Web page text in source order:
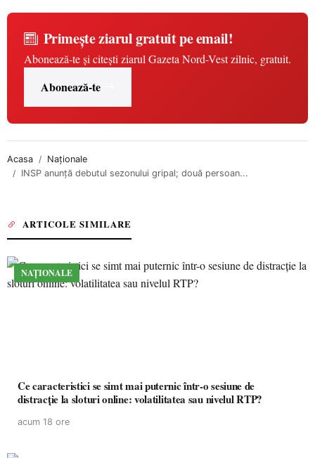
Primește ziarul gratuit pe email!
Abonează-te și citești ziarul Gazeta Nord-Vest zilnic, gratuit.
Abonează-te
Acasa
Naționale
INSP anunţă debutul sezonului gripal; două persoan...
ARTICOLE SIMILARE
NAȚIONALE
Ce caracteristici se simt mai puternic într-o sesiune de
distracție la sloturi online: volatilitatea sau nivelul RTP?
acum 18 ore